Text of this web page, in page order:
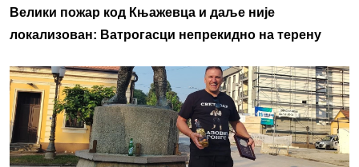
Велики пожар код Књажевца и даље није
локализован: Ватрогасци непрекидно на терену